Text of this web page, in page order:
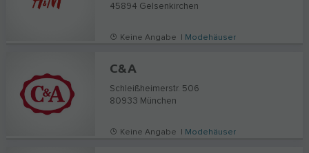
45894 Gelsenkirchen
Keine Angabe | Modehäuser
C&A
Schleißheimerstr. 506
80933 München
Keine Angabe | Modehäuser